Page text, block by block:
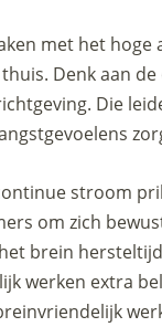
met het hoge
thuis. Denk aan
Die
stroom
om zich
brein
werken extra